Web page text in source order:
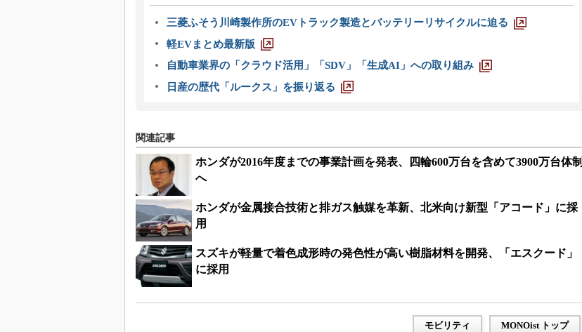
三菱ふそう川崎製作所のEVトラック製造とバッテリーリサイクルに迫る
軽EVまとめ最新版
自動車業界の「クラウド活用」「SDV」「生成AI」への取り組み
日産の歴代「ルークス」を振り返る
関連記事
ホンダが2016年度までの事業計画を発表、四輪600万台を含めて3900万台体制
へ
ホンダが金属接合技術と排ガス触媒を革新、北米向け新型「アコード」に採
用
スズキが軽量で着色成形時の発色性が高い樹脂材料を開発、「エスクード」
に採用
モビリティ MONOist トップ